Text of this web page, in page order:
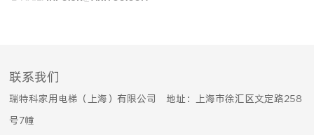
联系我们
瑞特科家用电梯（上海）有限公司 地址：上海市徐汇区文定路258
号7幢